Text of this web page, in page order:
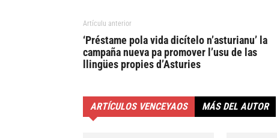
Artículu anterior
‘Préstame pola vida dicítelo n’asturianu’ la
campaña nueva pa promover l’usu de las
llingües propies d’Asturies
ARTÍCULOS VENCEYAOS MÁS DEL AUTOR